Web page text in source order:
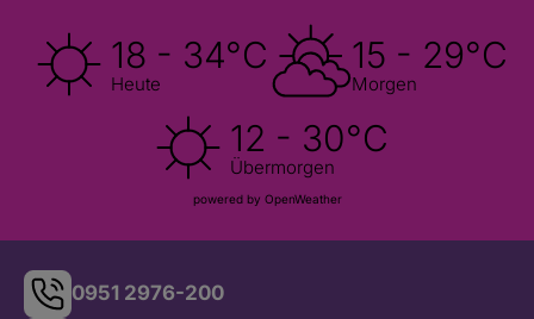
18 - 34°C
Heute
15 - 29°C
Morgen
12 - 30°C
Übermorgen
powered by OpenWeather
0951 2976-200